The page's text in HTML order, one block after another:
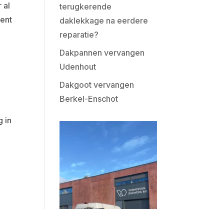
al
in
terugkerende
daklekkage na eerdere
reparatie?
Dakpannen vervangen
Udenhout
Dakgoot vervangen
Berkel-Enschot